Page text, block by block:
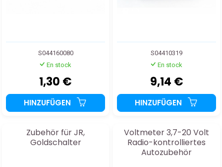
S044160080
En stock
1,30 €
HINZUFÜGEN
S04410319
En stock
9,14 €
HINZUFÜGEN
Zubehör für JR,
Goldschalter
Voltmeter 3,7-20 Volt
Radio-kontrolliertes
Autozubehör